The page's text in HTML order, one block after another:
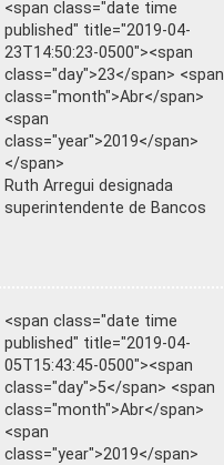
<span class="date time
published" title="2019-04-
23T14:50:23-0500"><span
class="day">23</span> <span
class="month">Abr</span>
<span
class="year">2019</span>
</span>
Ruth Arregui designada
superintendente de Bancos
<span class="date time
published" title="2019-04-
05T15:43:45-0500"><span
class="day">5</span> <span
class="month">Abr</span>
<span
class="year">2019</span>